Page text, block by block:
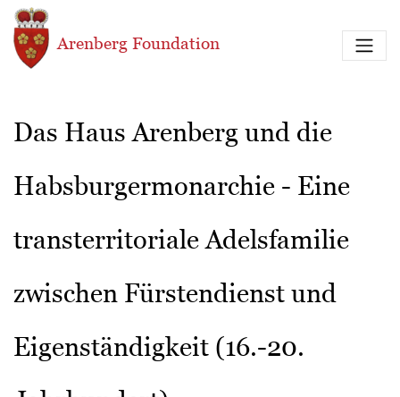
Skip to main content
Arenberg Foundation
Das Haus Arenberg und die
Habsburgermonarchie - Eine
transterritoriale Adelsfamilie
zwischen Fürstendienst und
Eigenständigkeit (16.-20.